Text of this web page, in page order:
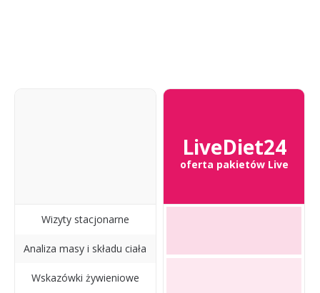
Wizyty stacjonarne
Analiza masy i składu ciała
Wskazówki żywieniowe
LiveDiet24
oferta pakietów Live